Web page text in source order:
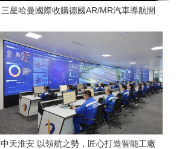
三星哈曼國際收購德國AR/MR汽車導航開
中天淮安 以領航之勢，匠心打造智能工廠